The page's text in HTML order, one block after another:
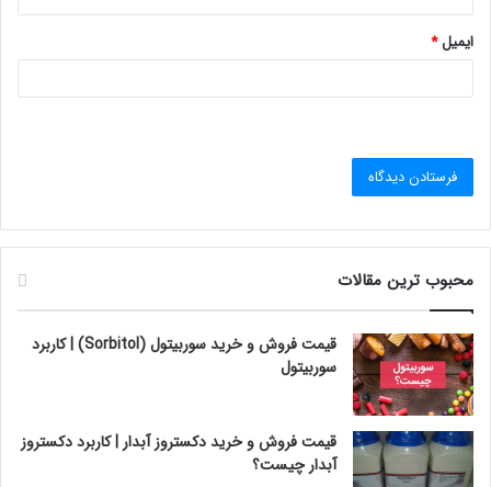
ایمیل*
محبوب ترین مقالات
قیمت فروش و خرید سوربیتول (Sorbitol) | کاربرد
سوربیتول
قیمت فروش و خرید دکستروز آبدار | کاربرد دکستروز
آبدار چیست؟